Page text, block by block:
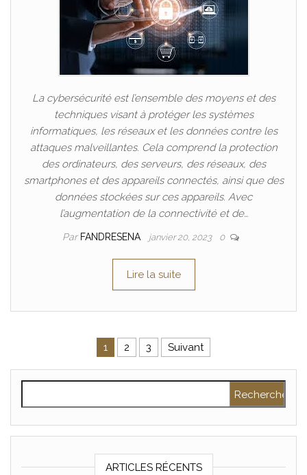
La cybersécurité est l’ensemble des moyens et des
techniques visant à protéger les systèmes
informatiques, les réseaux et les données contre les
attaques malveillantes. Cela comprend la protection
des ordinateurs, des serveurs, des réseaux, des
smartphones et des appareils connectés, ainsi que des
données stockées sur ces appareils. Avec
l’augmentation de la connectivité et de…
Par FANDRESENA janvier 20, 2023 0
Lire la suite
Pagination des publications
1 2 3 Suivant
ARTICLES RÉCENTS